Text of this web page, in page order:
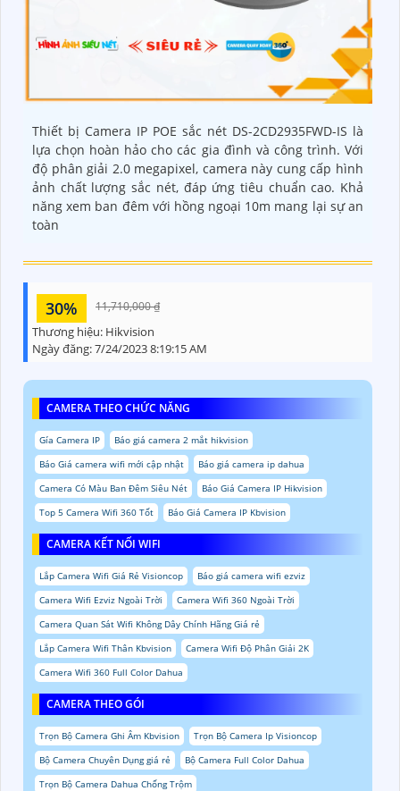
Thiết bị Camera IP POE sắc nét DS-2CD2935FWD-IS là
lựa chọn hoàn hảo cho các gia đình và công trình. Với
độ phân giải 2.0 megapixel, camera này cung cấp hình
ảnh chất lượng sắc nét, đáp ứng tiêu chuẩn cao. Khả
năng xem ban đêm với hồng ngoại 10m mang lại sự an
toàn
30% 11,710,000 ₫
Thương hiệu: Hikvision
Ngày đăng:7/24/2023 8:19:15 AM
CAMERA THEO CHỨC NĂNG
Gía Camera IP
Báo giá camera 2 mắt hikvision
Báo Giá camera wifi mới cập nhật
Báo giá camera ip dahua
Camera Có Màu Ban Đêm Siêu Nét
Báo Giá Camera IP Hikvision
Top 5 Camera Wifi 360 Tốt
Báo Giá Camera IP Kbvision
CAMERA KẾT NỐI WIFI
Lắp Camera Wifi Giá Rẻ Visioncop
Báo giá camera wifi ezviz
Camera Wifi Ezviz Ngoài Trời
Camera Wifi 360 Ngoài Trời
Camera Quan Sát Wifi Không Dây Chính Hãng Giá rẻ
Lắp Camera Wifi Thân Kbvision
Camera Wifi Độ Phân Giải 2K
Camera Wifi 360 Full Color Dahua
CAMERA THEO GÓI
Trọn Bộ Camera Ghi Âm Kbvision
Trọn Bộ Camera Ip Visioncop
Bộ Camera Chuyên Dụng giá rẻ
Bộ Camera Full Color Dahua
Trọn Bộ Camera Dahua Chống Trộm